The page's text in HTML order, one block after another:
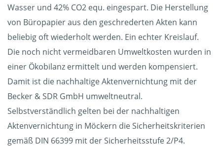
Wasser und 42% CO2 equ. eingespart. Die Herstellung
von Büropapier aus den geschrederten Akten kann
beliebig oft wiederholt werden. Ein echter Kreislauf.
Die noch nicht vermeidbaren Umweltkosten wurden in
einer Ökobilanz ermittelt und werden kompensiert.
Damit ist die nachhaltige Aktenvernichtung mit der
Becker & SDR GmbH umweltneutral.
Selbstverständlich gelten bei der nachhaltigen
Aktenvernichtung in Möckern die Sicherheitskriterien
gemäß DIN 66399 mit der Sicherheitsstufe 2/P4.